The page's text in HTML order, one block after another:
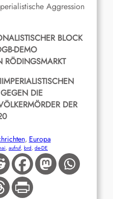
Aggression
BLOCK
DEMO
RÖDINGSMARKT
DIE
DER
, Europa
, aufruf, brd, de-DE